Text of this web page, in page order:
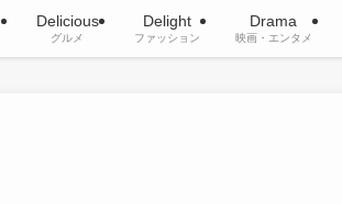
Delicious
グルメ
Delight
ファッション
Drama
映画・エンタメ